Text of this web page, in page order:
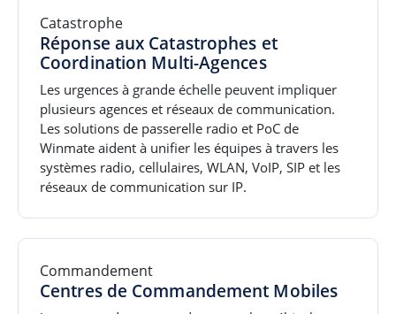
Catastrophe
Réponse aux Catastrophes et
Coordination Multi-Agences
Les urgences à grande échelle peuvent impliquer
plusieurs agences et réseaux de communication.
Les solutions de passerelle radio et PoC de
Winmate aident à unifier les équipes à travers les
systèmes radio, cellulaires, WLAN, VoIP, SIP et les
réseaux de communication sur IP.
Commandement
Centres de Commandement Mobiles